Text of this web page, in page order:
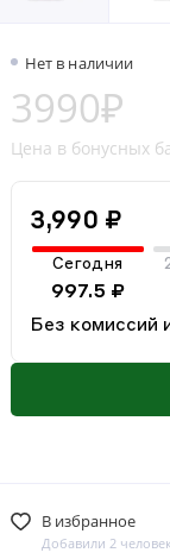
Нет в наличии
3990₽
Цена в бонусных
3,990 ₽
Сегодня
997.5 ₽
Без комиссий
В избранное
Добавили 2